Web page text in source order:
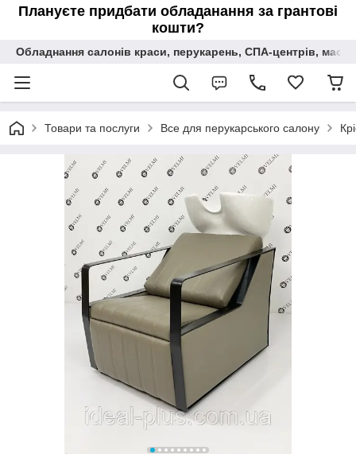
Плануєте придбати обладанання за грантові
кошти?
Обладнання салонів краси, перукарень, СПА-центрів,
Товари та послуги Все для перукарського салону